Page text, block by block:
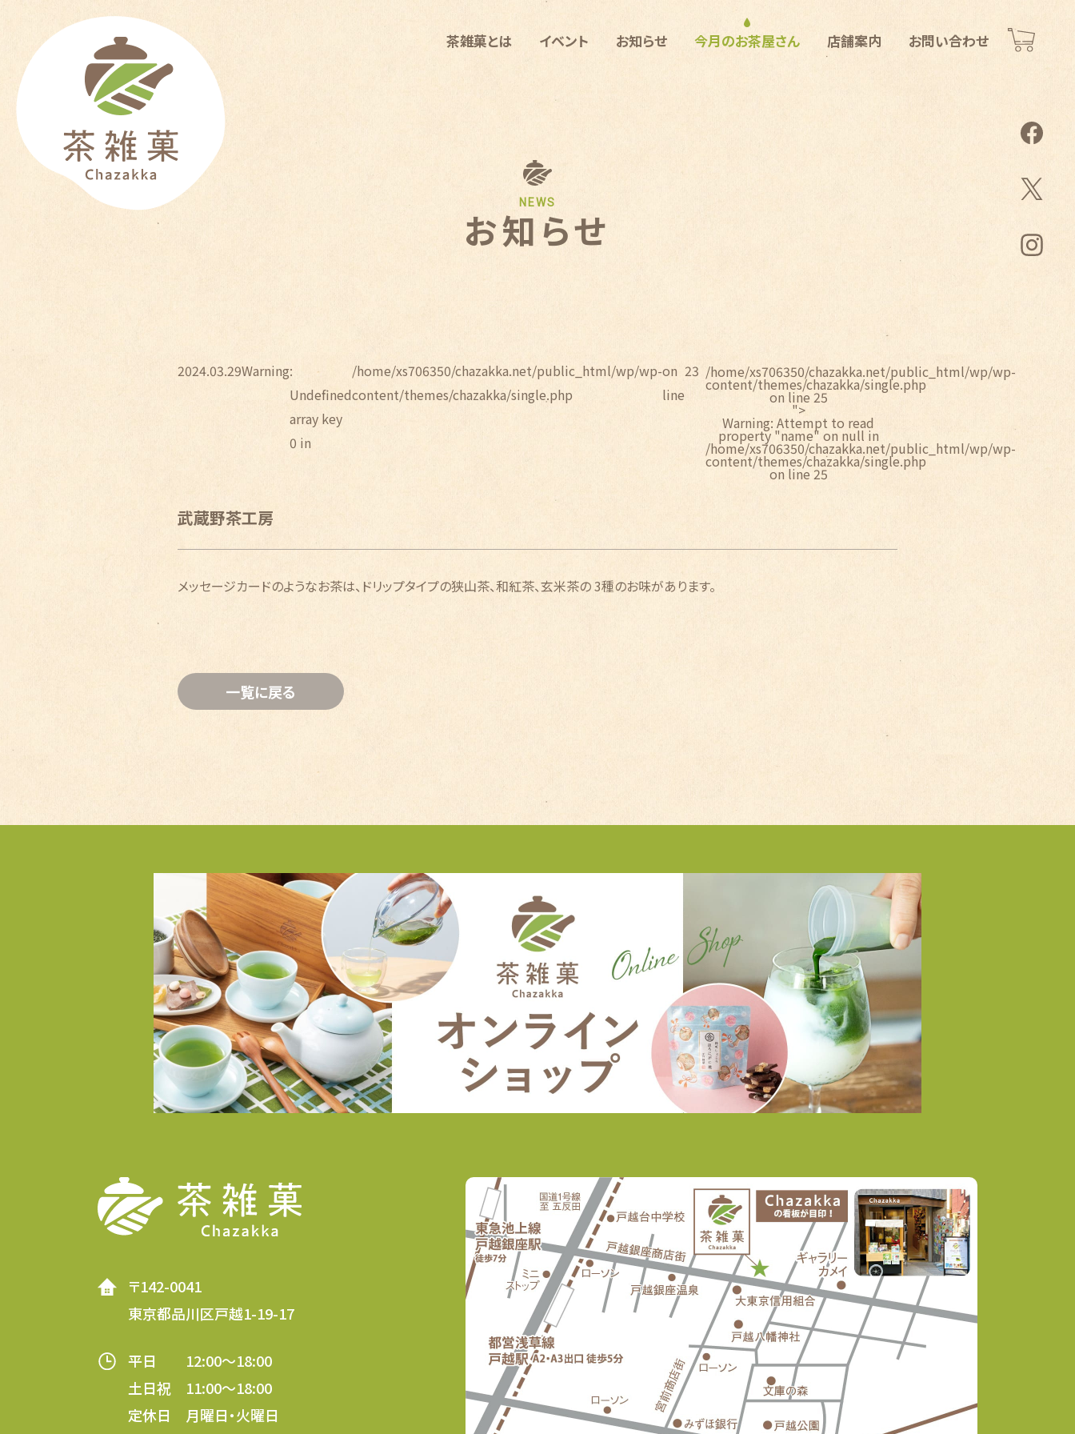
茶雑菓とは イベント お知らせ 今月のお茶屋さん 店舗案内 お問い合わせ
NEWS
お知らせ
2024.03.29Warning:
Undefined
array key
0 in
/home/xs706350/chazakka.net/public_html/wp/wp-
content/themes/chazakka/single.php
on
line
23 /home/xs706350/chazakka.net/public_html/wp/wp-
content/themes/chazakka/single.php
on line 25
">
Warning: Attempt to read
property "name" on null in
/home/xs706350/chazakka.net/public_html/wp/wp-
content/themes/chazakka/single.php
on line 25
武蔵野茶工房
メッセージカードのようなお茶は、ドリップタイプの狭山茶、和紅茶、玄米茶の 3種のお味があります。
一覧に戻る
〒142-0041
東京都品川区戸越1-19-17
平日 12:00～18:00
土日祝 11:00～18:00
定休日 月曜日・火曜日